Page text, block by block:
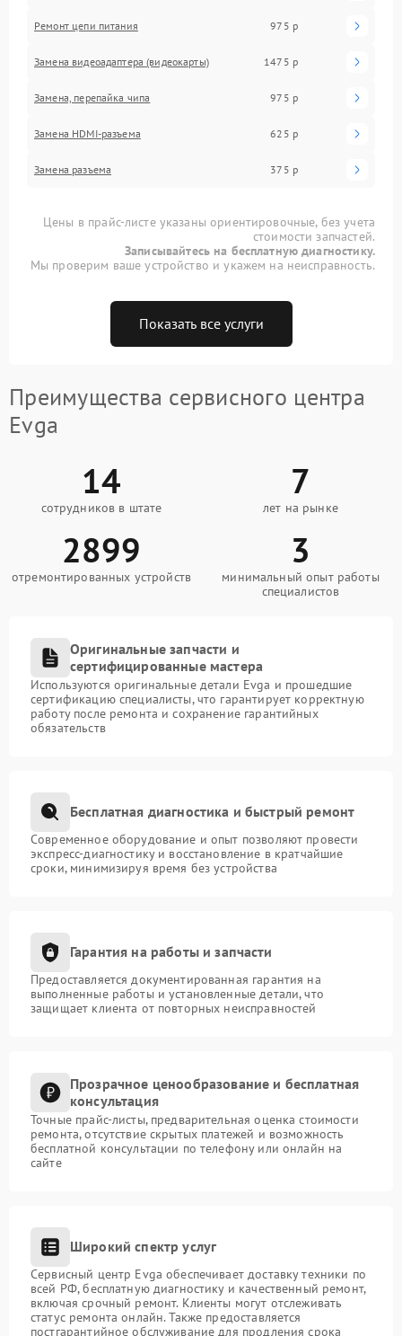
Ремонт цепи питания 975 р
Замена видеоадаптера (видеокарты) 1475 р
Замена, перепайка чипа 975 р
Замена HDMI-разъема 625 р
Замена разъема 375 р
Цены в прайс-листе указаны ориентировочные, без учета
стоимости запчастей.
Записывайтесь на бесплатную диагностику.
Мы проверим ваше устройство и укажем на неисправность.
Показать все услуги
Преимущества сервисного центра
Evga
14
сотрудников в штате
7
лет на рынке
2899
отремонтированных устройств
3
минимальный опыт работы
специалистов
Оригинальные запчасти и
сертифицированные мастера
Используются оригинальные детали Evga и прошедшие
сертификацию специалисты, что гарантирует корректную
работу после ремонта и сохранение гарантийных
обязательств
Бесплатная диагностика и быстрый ремонт
Современное оборудование и опыт позволяют провести
экспресс-диагностику и восстановление в кратчайшие
сроки, минимизируя время без устройства
Гарантия на работы и запчасти
Предоставляется документированная гарантия на
выполненные работы и установленные детали, что
защищает клиента от повторных неисправностей
Прозрачное ценообразование и бесплатная
консультация
Точные прайс-листы, предварительная оценка стоимости
ремонта, отсутствие скрытых платежей и возможность
бесплатной консультации по телефону или онлайн на
сайте
Широкий спектр услуг
Сервисный центр Evga обеспечивает доставку техники по
всей РФ, бесплатную диагностику и качественный ремонт,
включая срочный ремонт. Клиенты могут отслеживать
статус ремонта онлайн. Также предоставляется
постгарантийное обслуживание для продления срока